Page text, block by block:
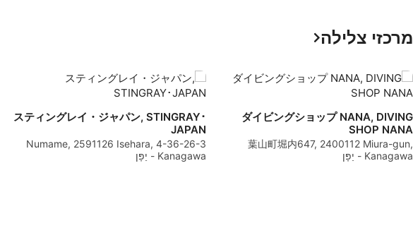
מרכזי צלילה
ダイビングショップ NANA, DIVING
SHOP NANA
葉山町堀内647, 2400112 Miura-gun,
Kanagawa - יַפָּן
スティングレイ・ジャパン, STINGRAY･
JAPAN
4-36-26-3 Numame, 2591126 Isehara,
Kanagawa - יַפָּן